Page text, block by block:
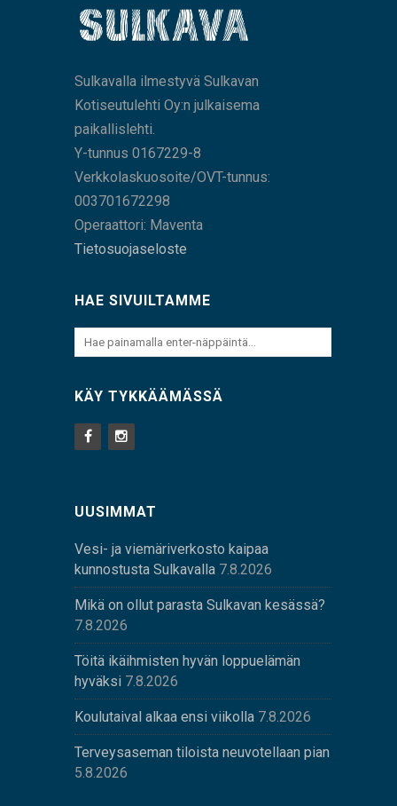
Sulkavalla ilmestyvä Sulkavan
Kotiseutulehti Oy:n julkaisema
paikallislehti.
Y-tunnus 0167229-8
Verkkolaskuosoite/OVT-tunnus:
003701672298
Operaattori: Maventa
Tietosuojaseloste
HAE SIVUILTAMME
KÄY TYKKÄÄMÄSSÄ
UUSIMMAT
Vesi- ja viemäriverkosto kaipaa
kunnostusta Sulkavalla 7.8.2026
Mikä on ollut parasta Sulkavan kesässä?
7.8.2026
Töitä ikäihmisten hyvän loppuelämän
hyväksi 7.8.2026
Koulutaival alkaa ensi viikolla 7.8.2026
Terveysaseman tiloista neuvotellaan pian
5.8.2026